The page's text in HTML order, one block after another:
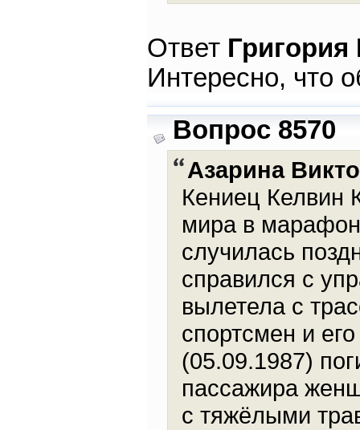
Ответ
Интересно, что
Вопрос 8570
Азарина
Кениец Келвин
мира в
случилась
справился с
вылетела с
спортсмен и
(05.09.1987)
пассажира
с тяжёлыми